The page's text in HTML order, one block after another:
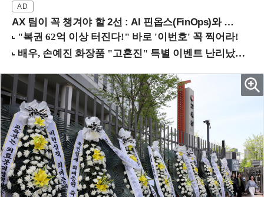
AX 팀이 꼭 챙겨야 할 2선 : AI 핀옵스(FinOps)와 토큰 거버넌스 (8/21 잠실역)